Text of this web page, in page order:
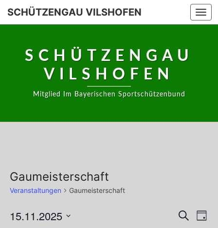
Skip
SCHÜTZENGAU VILSHOFEN
SCHÜTZENGAU
VILSHOFEN
Mitglied Im Bayerischen Sportschützenbund
Gaumeisterschaft
Veranstaltungen Gaumeisterschaft
Veranstaltungen
SucheTag
15.11.2025